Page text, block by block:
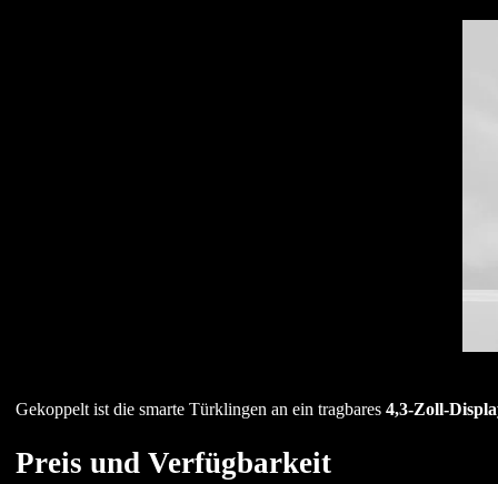
Gekoppelt ist die smarte Türklingen an ein tragbares 4,3-Zoll-
Preis und Verfügbarkeit